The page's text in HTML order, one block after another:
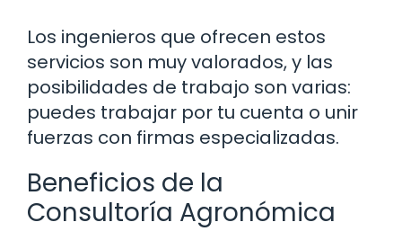
Los ingenieros que ofrecen estos
servicios son muy valorados, y las
posibilidades de trabajo son varias:
puedes trabajar por tu cuenta o unir
fuerzas con firmas especializadas.
Beneficios de la
Consultoría Agronómica